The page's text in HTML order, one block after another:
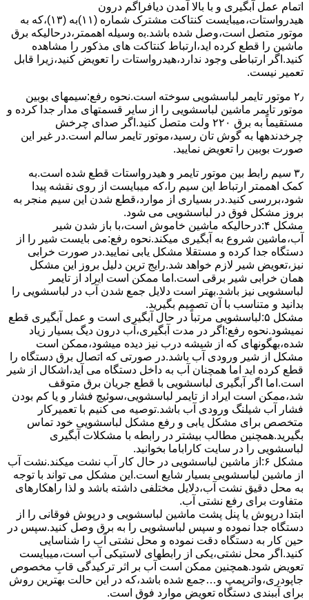
اﺗﻤﺎم عمل آﺑﮕﯿﺮی و ﺑﺎ ﺑﺎﻻ آﻣﺪن دﯾﺎﻓﺮاﮔﻢ درون
ﻫﯿﺪرواﺳﺘﺎت،میبایست ﮐﻨﺘﺎﮐﺖ ﻣﺸﺘﺮک شماره (۱۱)به (۱۳)،ﮐﻪ ﺑﻪ
ﻣﻮﺗﻮر ﻣﺘﺼﻞ اﺳﺖ،وﺻﻞ ﺷﺪه ﺑﺎﺷﺪ.ﺑه وسیله اهممتر،درحالیکه ﺑﺮق
ﻣﺎﺷﯿﻦ را ﻗﻄﻊ کرده اید،ارﺗﺒﺎط ﮐﻨﺘﺎﮐﺖ ﻫﺎی ﻣﺬﮐﻮر را ﻣﺸﺎﻫﺪه
کنید.اﮔﺮ ارﺗﺒﺎطی وجود ندارد،ﻫﯿﺪرواﺳﺘﺎت را ﺗﻌﻮﯾﺾ ﮐﻨﯿﺪ،زﯾﺮا قابل
ﺗﻌﻤﯿﺮ نیست.
۲٫ ﻣﻮﺗﻮر ﺗﺎﯾﻤﺮ لباسشویی ﺳﻮﺧﺘﻪ اﺳﺖ.نحوه رﻓﻊ:سیمهای ﺑﻮﺑﯿﻦ
ﻣﻮﺗﻮر ﺗﺎﯾﻤﺮ ماشین لباسشویی را از ﺳﺎﯾﺮ قسمتهای ﻣﺪار ﺟﺪا کرده و
مستقیماً ﺑﻪ برق ۲۲۰ وﻟﺖ ﻣﺘﺼﻞ کنید.اﮔﺮ ﺻﺪای ﭼﺮﺧﺶ
چرخدندهها به گوش تان رﺳﯿﺪ،ﻣﻮﺗﻮر ﺗﺎﯾﻤﺮ ﺳﺎﻟﻢ اﺳﺖ.در ﻏﯿﺮ اﯾﻦ
ﺻﻮرت ﺑﻮﺑﯿﻦ را ﺗﻌﻮﯾﺾ ﻧﻤﺎﯾﯿﺪ.
۳٫ ﺳﯿﻢ راﺑﻂ ﺑﯿﻦ ﻣﻮﺗﻮر ﺗﺎﯾﻤﺮ و ﻫﯿﺪرواﺳﺘﺎت ﻗﻄﻊ ﺷﺪه اﺳﺖ.به
کمک اهممتر ارﺗﺒﺎط اﯾﻦ ﺳﯿﻢ را،ﮐﻪ میبایست از روی ﻧﻘﺸﻪ ﭘﯿﺪا
ﺷﻮد،بررسی ﮐﻨﯿﺪ.در ﺑﺴﯿﺎری از موارد،ﻗﻄﻊ ﺷﺪن اﯾﻦ ﺳﯿﻢ ﻣﻨﺠﺮ ﺑﻪ
ﺑﺮوز مشکل ﻓﻮق در لباسشویی می شود.
مشکل ۴:درحالیکه ﻣﺎﺷﯿﻦ ﺧﺎﻣﻮش اﺳﺖ،ﺑﺎ ﺑﺎز ﺷﺪن ﺷﯿﺮ
آب،ﻣﺎﺷﯿﻦ ﺷﺮوع ﺑﻪ آﺑﮕﯿﺮی میکند.نحوه رﻓﻊ:می بایست ﺷﯿﺮ را از
دستگاه جدا کرده و مستقلا مشکل یابی نمایید.در صورت خرابی
نیز،تعویض شیر لازم خواهد شد.رایج ترین دلیل بروز این مشکل
همان خرابی شیر برقی است.اما ممکن است ایراد از تایمر
لباسشویی نیز باشد.بهتر است دلایل جمع شدن آب در لباسشویی را
بدانید و متناسب با آن تصمیم بگیرید.
مشکل ۵:لباسشویی مرتباً در ﺣﺎل آﺑﮕﯿﺮی اﺳﺖ و ﻋﻤﻞ آﺑﮕﯿﺮی ﻗﻄﻊ
نمیشود.نحوه رﻓﻊ:اﮔﺮ در ﻣﺪت آﺑﮕﯿﺮی،آب درون دﯾﮓ ﺑﺴﯿﺎر زﯾﺎد
ﺷﺪه،بهگونهای ﮐﻪ از ﺷﯿﺸﻪ درب ﻧﯿﺰ دﯾﺪه میشود،ممکن است
مشکل از شیر ورودی آب باشد.در صورتی که اتصال برق دستگاه را
قطع کرده اید اما همچنان آب به داخل دستگاه می آید،اشکال از شیر
است.اما اگر آبگیری لباسشویی با قطع جریان برق متوقف
شد،ممکن است ایراد از تایمر لباسشویی،سوئیچ فشار و یا کم بودن
فشار آب شیلنگ ورودی آب باشد.توصیه می کنیم با تعمیرکار
متخصص برای مشکل یابی و رفع مشکل لباسشویی خود تماس
بگیرید.همچنین مطالب بیشتر در رابطه با مشکلات آبگیری
لباسشویی را در سایت کاراباما بخوانید.
مشکل ۶:از ﻣﺎﺷﯿﻦ لباسشویی در ﺣﺎل ﮐﺎر آب ﻧﺸﺖ میکند.نشت آب
از ماشین لباسشویی بسیار شایع است.این مشکل می تواند با توجه
به محل دقیق نشت آب،دلایل مختلفی داشته باشد و لذا راهکارهای
متفاوت برای رفع نشتی آب.
ابتدا درپوش یا پنل ﭘﺸﺖ ﻣﺎﺷﯿﻦ لباسشویی و درپوش ﻓﻮﻗﺎﻧﯽ را از
دستگاه ﺟﺪا ﻧﻤﻮده و ﺳﭙﺲ لباسشویی را ﺑﻪ ﺑﺮق وصل ﮐﻨﯿﺪ.سپس در
حین کار به دستگاه دقت نموده و ﻣﺤﻞ نشتی آب را ﺷﻨﺎﺳﺎﯾﯽ
کنید.اﮔﺮ ﻣﺤﻞ نشتی،ﯾﮑﯽ از رابطهای ﻻﺳﺘﯿﮑﯽ آب اﺳﺖ،میبایست
ﺗﻌﻮﯾﺾ شود.همچنین ﻣﻤﮑﻦ اﺳﺖ آب بر اثر ﺗﺮﮐﯿﺪﮔﯽ قابِ ﻣﺨﺼﻮص
ﺟﺎﭘﻮدری،واترپمپ و…جمع شده ﺑﺎﺷﺪ،ﮐﻪ در این حالت بهترین روش
برای آببندی دستگاه ﺗﻌﻮﯾﺾ ﻣﻮارد ﻓﻮق اﺳﺖ.